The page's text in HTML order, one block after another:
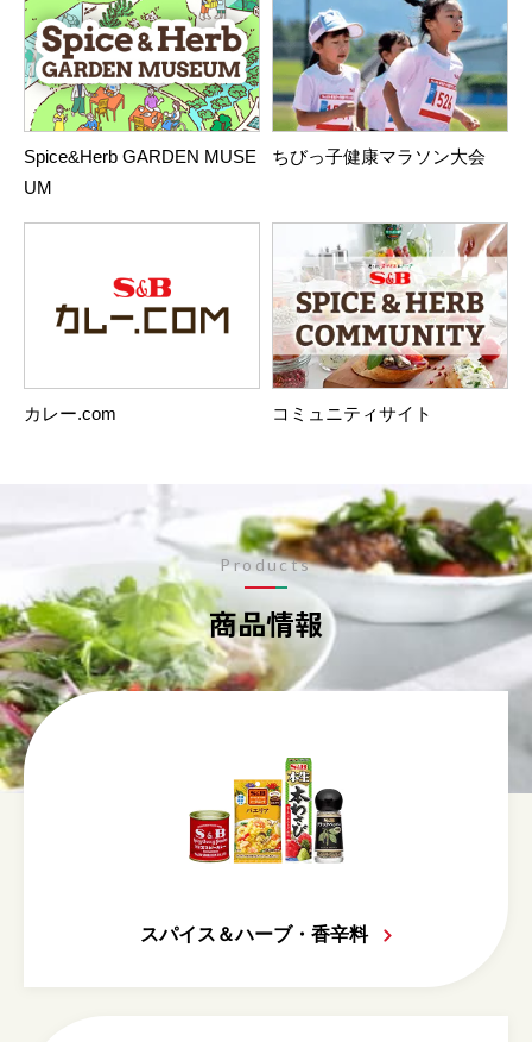
Spice&Herb GARDEN MUSE
UM
ちびっ子健康マラソン大会
カレー.com コミュニティサイト
商品情報
Products
スパイス＆ハーブ・香辛料